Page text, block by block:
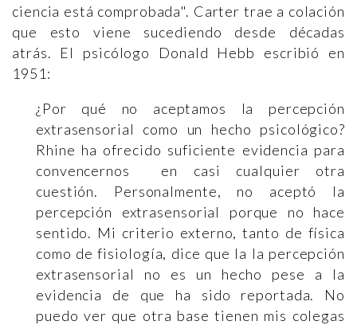
ciencia está comprobada". Carter trae a colación
que esto viene sucediendo desde décadas
atrás. El psicólogo Donald Hebb escribió en
1951:
¿Por qué no aceptamos la percepción
extrasensorial como un hecho psicológico?
Rhine ha ofrecido suficiente evidencia para
convencernos en casi cualquier otra
cuestión. Personalmente, no aceptó la
percepción extrasensorial porque no hace
sentido. Mi criterio externo, tanto de física
como de fisiología, dice que la la percepción
extrasensorial no es un hecho pese a la
evidencia de que ha sido reportada. No
puedo ver que otra base tienen mis colegas